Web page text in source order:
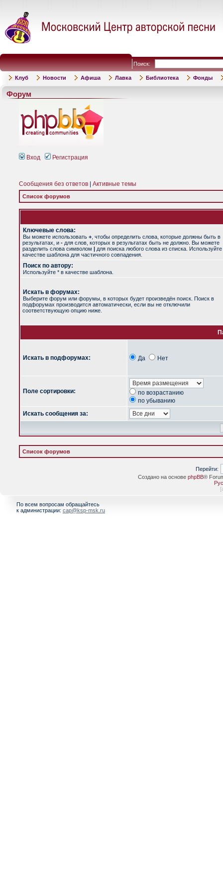
Поиск:
Клуб Новости Афиша Лавка Библиотека Фонды
Форум
Вход Регистрация
Сообщения без ответов Активные темы
Список форумов
Ключевые слова:
Вы можете использовать + , чтобы определить слова, которые должны быть в
результатах, и - для слов, которых в результатах быть не должно. Вы можете
разделить слова символом | для поиска любого слова из списка. Используйте
качестве шаблона для частичного совпадения.
Поиск по автору:
Используйте * в качестве шаблона.
Искать в форумах:
Выберите форум или форумы, в которых будет произведён поиск. Поиск в
подфорумах производится автоматически, если вы не отключили
соответствующую опцию ниже.
Искать в подфорумах: Да Нет
Поле сортировки:
по возрастанию
по убыванию
Искать сообщения за:
Список форумов
Перейти:
Создано на основе phpBB®
[
По всем вопросам обращайтесь
к администрации: cap@ksp-msk.ru